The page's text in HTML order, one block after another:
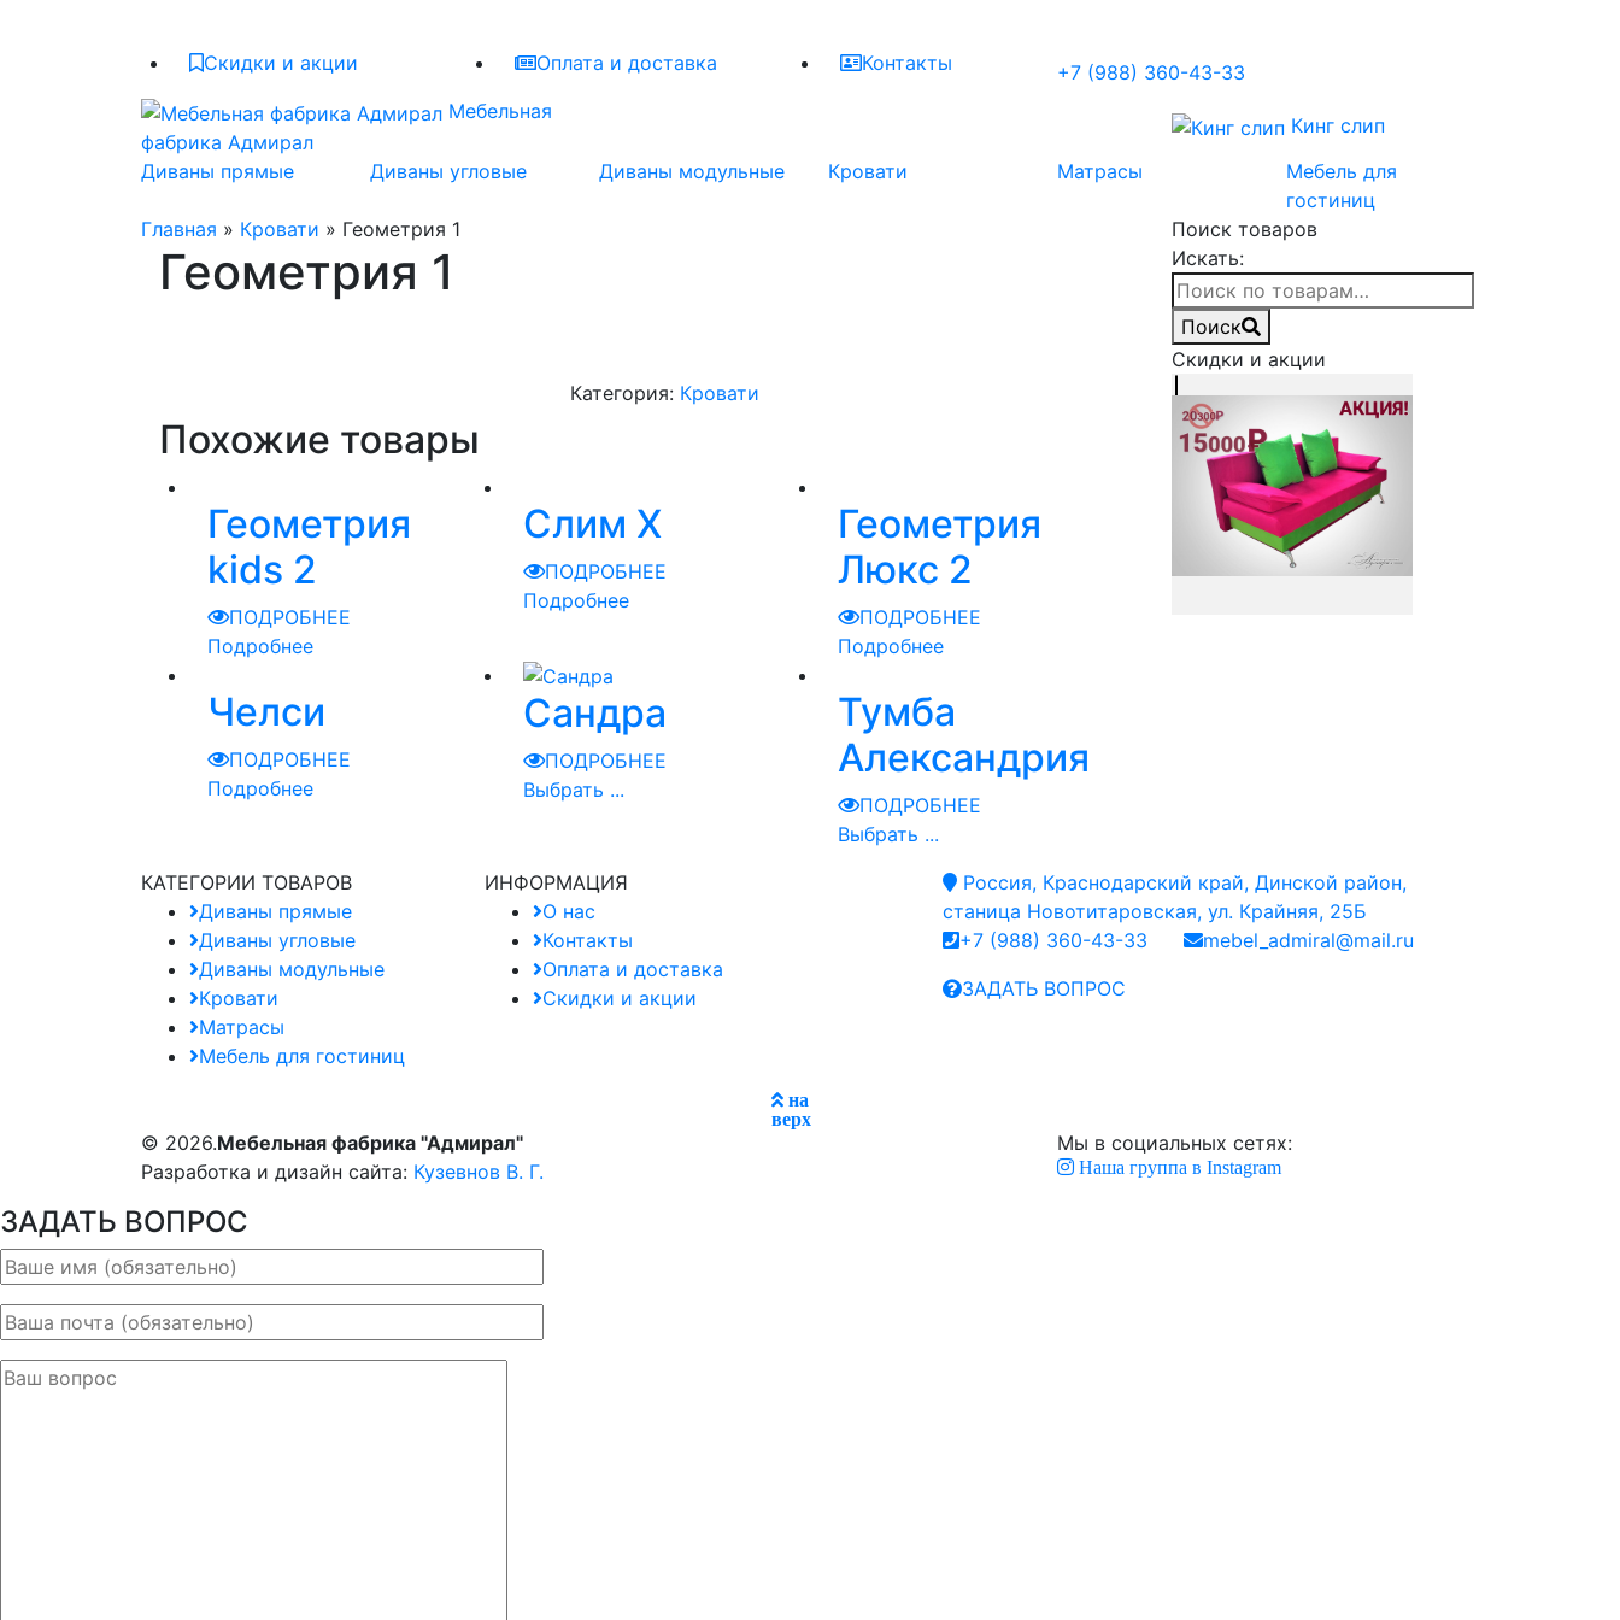
Скидки и акции Оплата и доставка Контакты
+7 (988) 360-43-33
Мебельная
фабрика Адмирал
Кинг слип
Диваны прямые
Диваны угловые Диваны модульные Кровати Матрасы
Мебель для
гостиниц
Главная » Кровати » Геометрия 1
Геометрия 1
Категория: Кровати
Похожие товары
Геометрия
kids 2
ПОДРОБНЕЕ
Подробнее
Слим Х
ПОДРОБНЕЕ
Подробнее
Геометрия
Люкс 2
ПОДРОБНЕЕ
Подробнее
Челси
ПОДРОБНЕЕ
Подробнее
Сандра
ПОДРОБНЕЕ
Выбрать ...
Тумба
Александрия
ПОДРОБНЕЕ
Выбрать ...
Поиск товаров
Искать:
Поиск
Скидки и акции
КАТЕГОРИИ ТОВАРОВ
Диваны прямые
Диваны угловые
Диваны модульные
Кровати
Матрасы
Мебель для гостиниц
ИНФОРМАЦИЯ
О нас
Контакты
Оплата и доставка
Скидки и акции
Россия, Краснодарский край, Динской район,
станица Новотитаровская, ул. Крайняя, 25Б
+7 (988) 360-43-33
mebel_admiral@mail.ru
ЗАДАТЬ ВОПРОС
на
верх
© 2026.Мебельная фабрика "Адмирал"
Разработка и дизайн сайта: Кузевнов В. Г.
Мы в социальных сетях:
Наша группа в Instagram
ЗАДАТЬ ВОПРОС